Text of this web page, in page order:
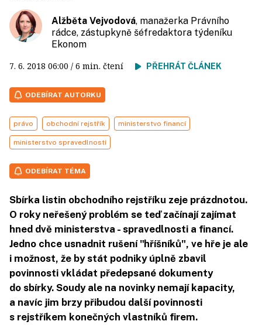
Alžběta Vejvodová, manažerka Právního
rádce, zástupkyně šéfredaktora týdeníku
Ekonom
7. 6. 2018 06:00 / 6 min. čtení PŘEHRÁT ČLÁNEK
ODEBÍRAT AUTORKU
právo obchodní rejstřík ministerstvo financí
ministerstvo spravedlnosti
ODEBÍRAT TÉMA
Sbírka listin obchodního rejstříku zeje prázdnotou.
O roky neřešený problém se teď začínají zajímat
hned dvě ministerstva - spravedlnosti a financí.
Jedno chce usnadnit rušení "hříšníků", ve hře je ale
i možnost, že by stát podniky úplně zbavil
povinnosti vkládat předepsané dokumenty
do sbírky. Soudy ale na novinky nemají kapacity,
a navíc jim brzy přibudou další povinnosti
s rejstříkem konečných vlastníků firem.